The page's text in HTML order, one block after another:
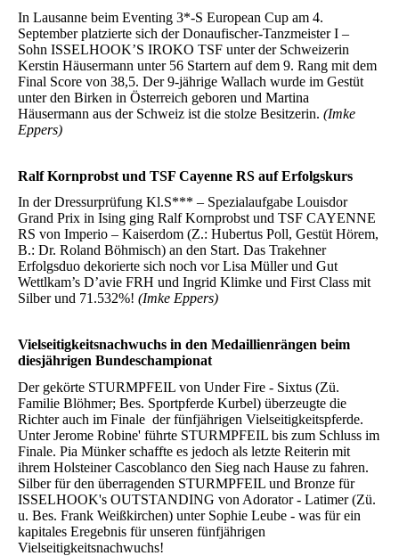
In Lausanne beim Eventing 3*-S European Cup am 4.
September platzierte sich der Donaufischer-Tanzmeister I –
Sohn ISSELHOOK’S IROKO TSF unter der Schweizerin
Kerstin Häusermann unter 56 Startern auf dem 9. Rang mit dem
Final Score von 38,5. Der 9-jährige Wallach wurde im Gestüt
unter den Birken in Österreich geboren und Martina
Häusermann aus der Schweiz ist die stolze Besitzerin. (Imke
Eppers)
Ralf Kornprobst und TSF Cayenne RS auf Erfolgskurs
In der Dressurprüfung Kl.S*** – Spezialaufgabe Louisdor
Grand Prix in Ising ging Ralf Kornprobst und TSF CAYENNE
RS von Imperio – Kaiserdom (Z.: Hubertus Poll, Gestüt Hörem,
B.: Dr. Roland Böhmisch) an den Start. Das Trakehner
Erfolgsduo dekorierte sich noch vor Lisa Müller und Gut
Wettlkam’s D’avie FRH und Ingrid Klimke und First Class mit
Silber und 71.532%! (Imke Eppers)
Vielseitigkeitsnachwuchs in den Medaillienrängen beim
diesjährigen Bundeschampionat
Der gekörte STURMPFEIL von Under Fire - Sixtus (Zü.
Familie Blöhmer; Bes. Sportpferde Kurbel) überzeugte die
Richter auch im Finale der fünfjährigen Vielseitigkeitspferde.
Unter Jerome Robine' führte STURMPFEIL bis zum Schluss im
Finale. Pia Münker schaffte es jedoch als letzte Reiterin mit
ihrem Holsteiner Cascoblanco den Sieg nach Hause zu fahren.
Silber für den überragenden STURMPFEIL und Bronze für
ISSELHOOK's OUTSTANDING von Adorator - Latimer (Zü.
u. Bes. Frank Weißkirchen) unter Sophie Leube - was für ein
kapitales Eregebnis für unseren fünfjährigen
Vielseitigkeitsnachwuchs!